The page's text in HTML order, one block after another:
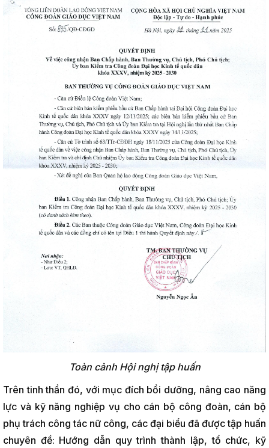
Toàn cảnh Hội nghị tập huấn
Trên tinh thần đó, với mục đích bồi dưỡng, nâng cao năng
lực và kỹ năng nghiệp vụ cho cán bộ công đoàn, cán bộ
phụ trách công tác nữ công, các đại biểu đã được tập huấn
chuyên đề: Hướng dẫn quy trình thành lập, tổ chức, kỹ